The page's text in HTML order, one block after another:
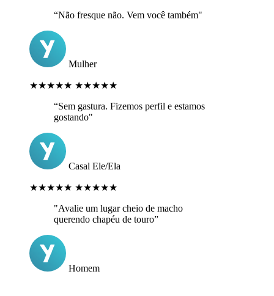
“Não fresque não. Vem você também"
Mulher
★★★★★ ★★★★★
“Sem gastura. Fizemos perfil e estamos
gostando"
Casal Ele/Ela
★★★★★ ★★★★★
"Avalie um lugar cheio de macho
querendo chapéu de touro”
Homem